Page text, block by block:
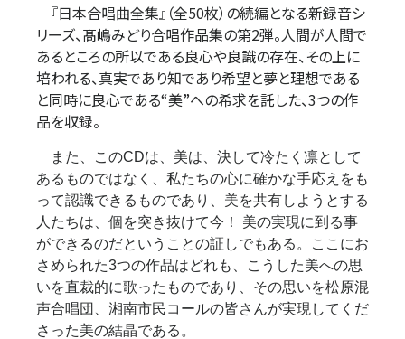
『日本合唱曲全集』（全50枚）の続編となる新録音シ
リーズ、髙嶋みどり合唱作品集の第2弾。人間が人間で
あるところの所以である良心や良識の存在、その上に
培われる、真実であり知であり希望と夢と理想である
と同時に良心である“美”への希求を託した、3つの作
品を収録。
また、このCDは、美は、決して冷たく凛として
あるものではなく、私たちの心に確かな手応えをも
って認識できるものであり、美を共有しようとする
人たちは、個を突き抜けて今！ 美の実現に到る事
ができるのだということの証しでもある。ここにお
さめられた3つの作品はどれも、こうした美への思
いを直裁的に歌ったものであり、その思いを松原混
声合唱団、湘南市民コールの皆さんが実現してくだ
さった美の結晶である。